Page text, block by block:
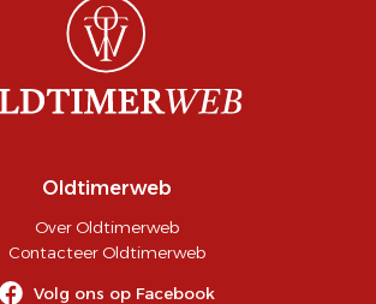
Oldtimerweb
Over Oldtimerweb
Contacteer Oldtimerweb
Volg ons op Facebook